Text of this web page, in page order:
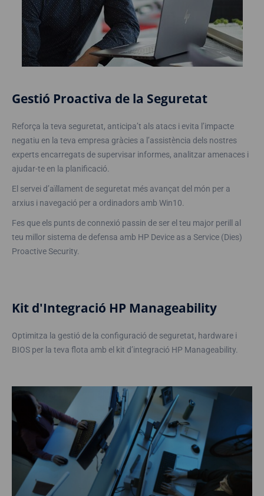
Gestió Proactiva de la Seguretat
Reforça la teva seguretat, anticipa’t als atacs i evita l’impacte
negatiu en la teva empresa gràcies a l’assistència dels nostres
experts encarregats de supervisar informes, analitzar amenaces i
ajudar-te en la planificació.
El servei d’aïllament de seguretat més avançat del món per a
arxius i navegació per a ordinadors amb Win10.
Fes que els punts de connexió passin de ser el teu major perill al
teu millor sistema de defensa amb HP Device as a Service (Dies)
Proactive Security.
Kit d'Integració HP Manageability
Optimitza la gestió de la configuració de seguretat, hardware i
BIOS per la teva flota amb el kit d’integració HP Manageability.